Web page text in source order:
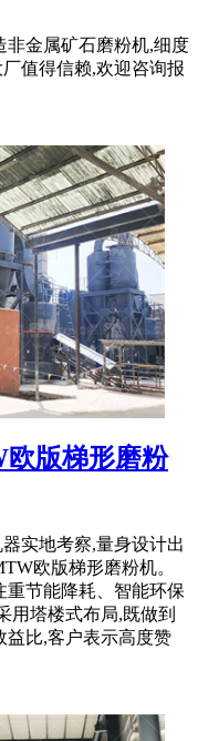
非金属矿石磨粉机,细度
值得信赖,欢迎咨询报
版梯形磨粉
实地考察,量身设计出
欧版梯形磨粉机。
重节能降耗、智能环保
用塔楼式布局,既做到
益比,客户表示高度赞